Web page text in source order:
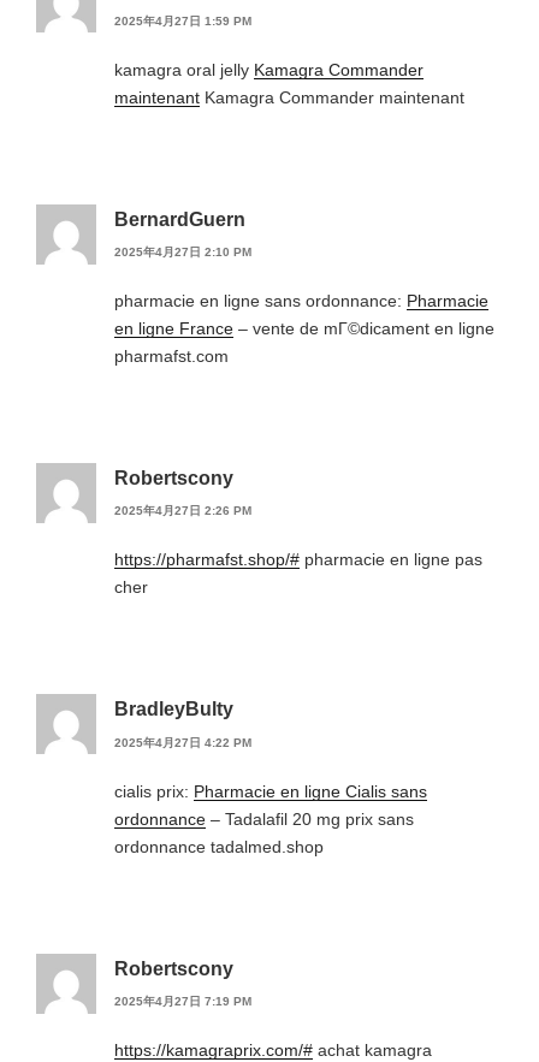
2025年4月27日 1:59 PM
kamagra oral jelly Kamagra Commander
maintenant Kamagra Commander maintenant
BernardGuern
2025年4月27日 2:10 PM
pharmacie en ligne sans ordonnance: Pharmacie
en ligne France – vente de mГ©dicament en ligne
pharmafst.com
Robertscony
2025年4月27日 2:26 PM
https://pharmafst.shop/# pharmacie en ligne pas
cher
BradleyBulty
2025年4月27日 4:22 PM
cialis prix: Pharmacie en ligne Cialis sans
ordonnance – Tadalafil 20 mg prix sans
ordonnance tadalmed.shop
Robertscony
2025年4月27日 7:19 PM
https://kamagraprix.com/# achat kamagra